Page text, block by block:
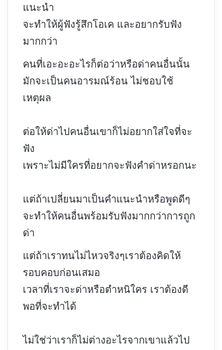
แนะนำ
จะทำให้ผู้ฟังรู้สึกโอเค และอยากรับฟัง
มากกว่า
คนที่เอะอะอะไรก็ต่อว่าหรือด่าคนอื่นนั้น
มักจะเป็นคนอารมณ์ร้อน ไม่ชอบใช้
เหตุผล
ต่อให้ด่าไปคนอื่นเขาก็ไม่อยากใส่ใจที่จะ
ฟัง
เพราะไม่มีใครที่อยากจะฟังคำด่าหรอกนะ
แต่ถ้าเปลี่ยนมาเป็นคำแนะนำหรือพูดดีๆ
จะทำให้คนอื่นพร้อมรับฟังมากกว่าการถูก
ด่า
แต่ถ้าเราทนไม่ไหวจริงๆเราต้องคิดให้
รอบคอบก่อนเสมอ
เวลาที่เราจะด่าหรือตำหนิใคร เราต้องดี
พอที่จะทำได้
ไม่ใช่ว่าเราก็ไม่ต่างอะไรจากเขาแล้วไป